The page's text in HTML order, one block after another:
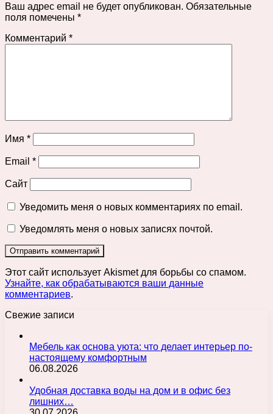
Ваш адрес email не будет опубликован. Обязательные
поля помечены *
Комментарий *
Имя *
Email *
Сайт
Уведомить меня о новых комментариях по email.
Уведомлять меня о новых записях почтой.
Этот сайт использует Akismet для борьбы со спамом.
Узнайте, как обрабатываются ваши данные
комментариев.
Свежие записи
Мебель как основа уюта: что делает интерьер по-
настоящему комфортным
06.08.2026
Удобная доставка воды на дом и в офис без
лишних…